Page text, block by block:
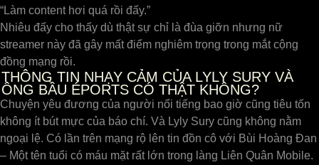
“Làm content hơi quá rồi đấy.”
Nhiêu đấy cho thấy dù thật sự chỉ là đùa giỡn nhưng nữ
streamer này đã gây mất điểm nghiêm trọng trong mắt cộng
đồng mạng rồi.
THÔNG TIN NHẠY CẢM CỦA LYLY SURY VÀ
ÔNG BẦU ÉPORTS CÓ THẬT KHÔNG?
Chuyện yêu đương của người nổi tiếng bao giờ cũng tiêu tốn
không ít bút mực của báo chí. Và Lyly Sury cũng không nằm
ngoại lệ. Có lần trên mạng rộ lên tin đồn cô với Bùi Hoàng Đan
– Một tên tuổi có máu mặt rất lớn trong làng Liên Quân Mobile.